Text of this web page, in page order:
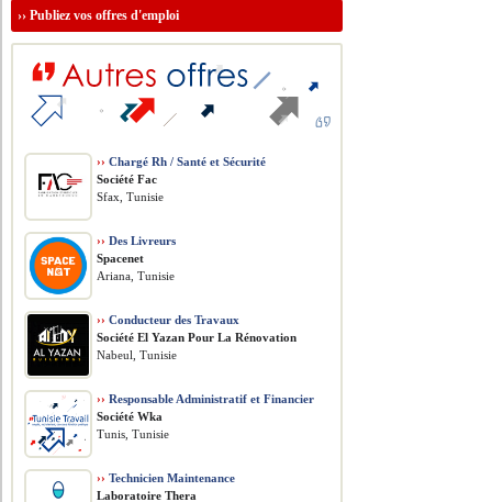
››Publiez vos offres d'emploi
›› Chargé Rh / Santé et Sécurité
Société Fac
Sfax, Tunisie
›› Des Livreurs
Spacenet
Ariana, Tunisie
›› Conducteur des Travaux
Société El Yazan Pour La Rénovation
Nabeul, Tunisie
›› Responsable Administratif et Financier
Société Wka
Tunis, Tunisie
›› Technicien Maintenance
Laboratoire Thera